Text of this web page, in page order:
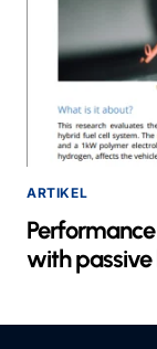
ARTIKEL
with passive